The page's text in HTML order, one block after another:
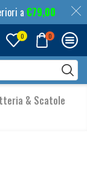
a €79,00
0 0
& Scatole